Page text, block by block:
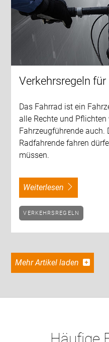
Verkehrsregeln
Das Fahrrad ist ein
alle Rechte und Pflichten
Fahrzeugführende auch.
Radfahrende fahren
müssen.
weiterlesen
VERKEHRSREGELN
Mehr Artikel laden